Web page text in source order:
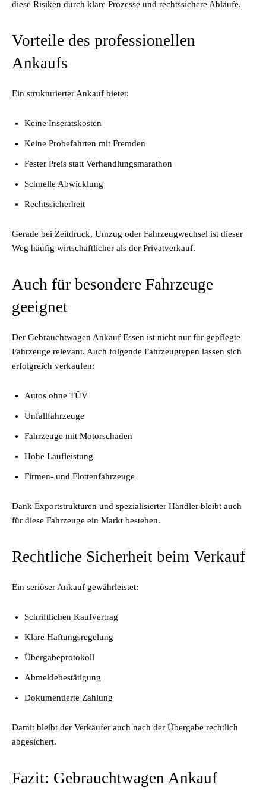
diese Risiken durch klare Prozesse und rechtssichere Abläufe.
Vorteile des professionellen
Ankaufs
Ein strukturierter Ankauf bietet:
Keine Inseratskosten
Keine Probefahrten mit Fremden
Fester Preis statt Verhandlungsmarathon
Schnelle Abwicklung
Rechtssicherheit
Gerade bei Zeitdruck, Umzug oder Fahrzeugwechsel ist dieser
Weg häufig wirtschaftlicher als der Privatverkauf.
Auch für besondere Fahrzeuge
geeignet
Der Gebrauchtwagen Ankauf Essen ist nicht nur für gepflegte
Fahrzeuge relevant. Auch folgende Fahrzeugtypen lassen sich
erfolgreich verkaufen:
Autos ohne TÜV
Unfallfahrzeuge
Fahrzeuge mit Motorschaden
Hohe Laufleistung
Firmen- und Flottenfahrzeuge
Dank Exportstrukturen und spezialisierter Händler bleibt auch
für diese Fahrzeuge ein Markt bestehen.
Rechtliche Sicherheit beim Verkauf
Ein seriöser Ankauf gewährleistet:
Schriftlichen Kaufvertrag
Klare Haftungsregelung
Übergabeprotokoll
Abmeldebestätigung
Dokumentierte Zahlung
Damit bleibt der Verkäufer auch nach der Übergabe rechtlich
abgesichert.
Fazit: Gebrauchtwagen Ankauf